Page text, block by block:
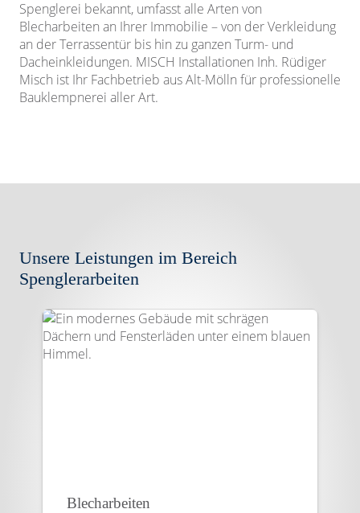
Spenglerei bekannt, umfasst alle Arten von
Blecharbeiten an Ihrer Immobilie – von der Verkleidung
an der Terrassentür bis hin zu ganzen Turm- und
Dacheinkleidungen. MISCH Installationen Inh. Rüdiger
Misch ist Ihr Fachbetrieb aus Alt-Mölln für professionelle
Bauklempnerei aller Art.
Unsere Leistungen im Bereich
Spenglerarbeiten
Blecharbeiten